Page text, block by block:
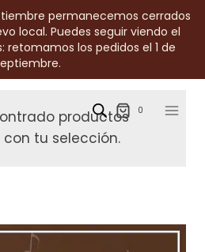
permanecemos cerrados
local. Puedes seguir viendo el
retomamos los pedidos el 1 de
0
productos
tu selección.